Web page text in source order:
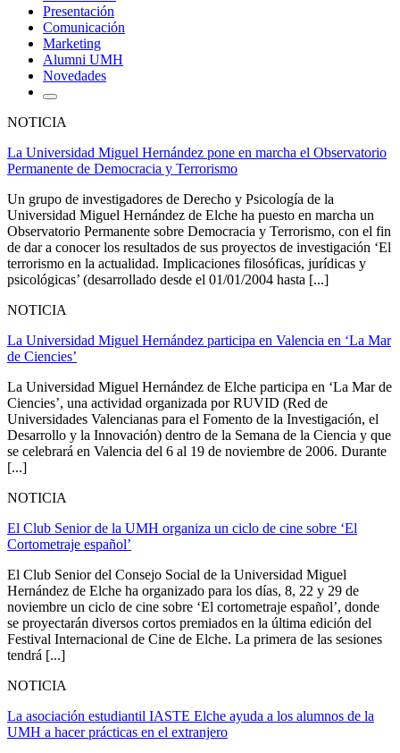
Presentación
Comunicación
Marketing
Alumni UMH
Novedades
NOTICIA
La Universidad Miguel Hernández pone en marcha el Observatorio
Permanente de Democracia y Terrorismo
Un grupo de investigadores de Derecho y Psicología de la
Universidad Miguel Hernández de Elche ha puesto en marcha un
Observatorio Permanente sobre Democracia y Terrorismo, con el fin
de dar a conocer los resultados de sus proyectos de investigación ‘El
terrorismo en la actualidad. Implicaciones filosóficas, jurídicas y
psicológicas’ (desarrollado desde el 01/01/2004 hasta [...]
NOTICIA
La Universidad Miguel Hernández participa en Valencia en ‘La Mar
de Ciencies’
La Universidad Miguel Hernández de Elche participa en ‘La Mar de
Ciencies’, una actividad organizada por RUVID (Red de
Universidades Valencianas para el Fomento de la Investigación, el
Desarrollo y la Innovación) dentro de la Semana de la Ciencia y que
se celebrará en Valencia del 6 al 19 de noviembre de 2006. Durante
[...]
NOTICIA
El Club Senior de la UMH organiza un ciclo de cine sobre ‘El
Cortometraje español’
El Club Senior del Consejo Social de la Universidad Miguel
Hernández de Elche ha organizado para los días, 8, 22 y 29 de
noviembre un ciclo de cine sobre ‘El cortometraje español’, donde
se proyectarán diversos cortos premiados en la última edición del
Festival Internacional de Cine de Elche. La primera de las sesiones
tendrá [...]
NOTICIA
La asociación estudiantil IASTE Elche ayuda a los alumnos de la
UMH a hacer prácticas en el extranjero